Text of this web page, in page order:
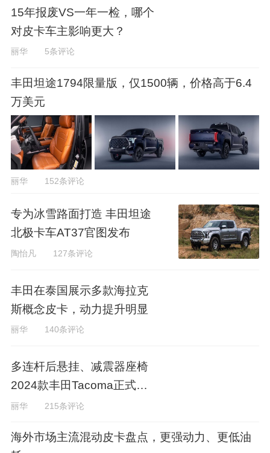
15年报废VS一年一检，哪个
对皮卡车主影响更大？
丽华 5条评论
丰田坦途1794限量版，仅1500辆，价格高于6.4
万美元
丽华 152条评论
专为冰雪路面打造 丰田坦途
北极卡车AT37官图发布
陶怡凡 127条评论
丰田在泰国展示多款海拉克
斯概念皮卡，动力提升明显
丽华 140条评论
多连杆后悬挂、减震器座椅
2024款丰田Tacoma正式发
布
丽华 215条评论
海外市场主流混动皮卡盘点，更强动力、更低油